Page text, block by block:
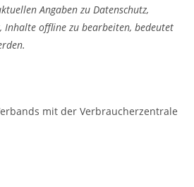
Angaben zu Datenschutz,
Inhalte offline zu bearbeiten, bedeutet
mit der Verbraucherzentrale